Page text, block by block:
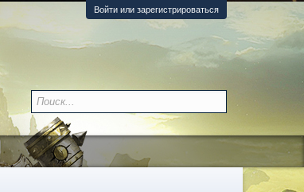
Войти или зарегистрироваться